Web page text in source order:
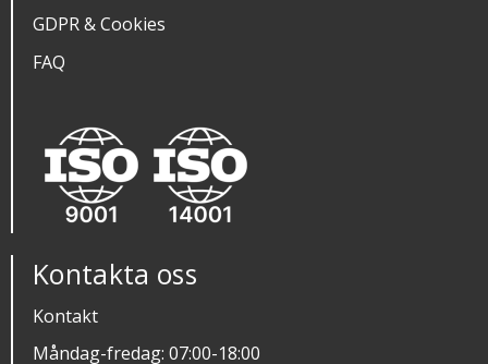
GDPR & Cookies
FAQ
Kontakta oss
Kontakt
Måndag-fredag: 07:00-18:00